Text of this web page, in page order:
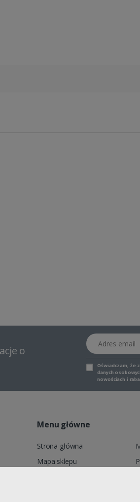
o
Adres email
Oświadczam, że
danych
nowościach i
Menu główne
Strona główna
Mapa sklepu